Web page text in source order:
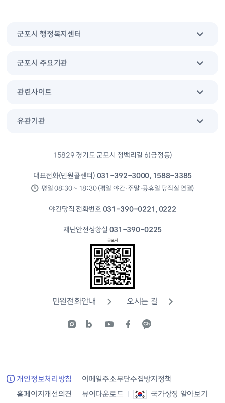
군포시 행정복지센터
군포시 주요기관
관련사이트
유관기관
15829 경기도 군포시 청백리길 6(금정동)
대표전화(민원콜센터) 031-392-3000, 1588-3385
평일 08:30 ~ 18:30 (평일 야간·주말·공휴일 당직실 연결)
야간당직 전화번호031-390-0221, 0222
재난안전상황실 031-390-0225
민원전화안내 오시는 길
개인정보처리방침
이메일주소무단수집방지정책
홈페이지개선의견
뷰어다운로드 국가상징 알아보기